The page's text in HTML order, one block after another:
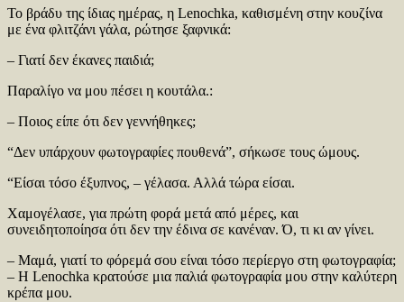
Το βράδυ της ίδιας ημέρας, η Lenochka, καθισμένη στην κουζίνα
με ένα φλιτζάνι γάλα, ρώτησε ξαφνικά:
– Γιατί δεν έκανες παιδιά;
Παραλίγο να μου πέσει η κουτάλα.:
– Ποιος είπε ότι δεν γεννήθηκες;
“Δεν υπάρχουν φωτογραφίες πουθενά”, σήκωσε τους ώμους.
“Είσαι τόσο έξυπνος, – γέλασα. Αλλά τώρα είσαι.
Χαμογέλασε, για πρώτη φορά μετά από μέρες, και
συνειδητοποίησα ότι δεν την έδινα σε κανέναν. Ό, τι κι αν γίνει.
– Μαμά, γιατί το φόρεμά σου είναι τόσο περίεργο στη φωτογραφία;
– Η Lenochka κρατούσε μια παλιά φωτογραφία μου στην καλύτερη
κρέπα μου.